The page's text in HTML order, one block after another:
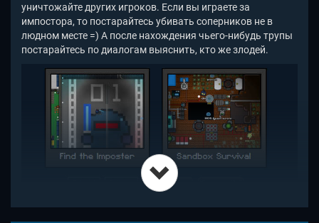
уничтожайте других игроков. Если вы играете за
импостора, то постарайтесь убивать соперников не в
людном месте =) А после нахождения чьего-нибудь трупы
постарайтесь по диалогам выяснить, кто же злодей.